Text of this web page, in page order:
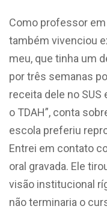
Como professor
também vivenciou
meu, que tinha um
por três semanas
receita dele no
o TDAH”, conta
escola preferiu
Entrei em contato
oral gravada. Ele
visão institucional
não terminaria o